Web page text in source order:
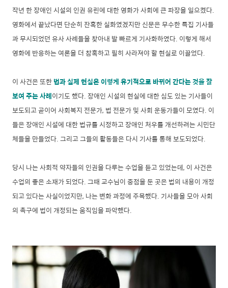
작년 한 장애인 시설의 인권 유린에 대한 영화가 사회에 큰 파장을 일으켰다.
영화에서 끝났다면 단순히 잔혹한 실화였겠지만 신문은 무수한 특집 기사들
과 무시되었던 유사 사례들을 찾아내 발 빠르게 기사화하였다. 이렇게 해서
영화에 반응하는 여론을 더 참혹하고 필히 사라져야 할 현실로 이끌었다.
이 사건은 또한법과 실제 현실은 이렇게 유기적으로 바뀌어 간다는 것을 잘
보여 주는 사례이기도 했다. 장애인 시설의 현실에 대한 심도 있는 기사들이
보도되고 곧이어 사회복지 전문가, 법 전문가 및 사회 운동가들이 모였다. 이
들은 장애인 시설에 대한 법규를 시정하고 장애인 처우를 개선하려는 시민단
체들을 만들었다. 그리고 그들의 활동들은 다시 기사를 통해 보도되었다.
당시 나는 사회적 약자들의 인권을 다루는 수업을 듣고 있었는데, 이 사건은
수업의 좋은 소재가 되었다. 그때 교수님이 중점을 둔 곳은 법의 내용이 개정
되고 있다는 사실이었지만, 나는 변화 과정에 주목했다. 기사들을 모아 사회
의 촉구에 법이 개정되는 움직임을 파악했다.